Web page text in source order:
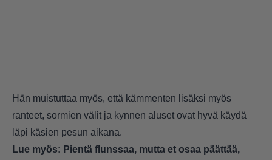
Hän muistuttaa myös, että kämmenten lisäksi myös
ranteet, sormien välit ja kynnen aluset ovat hyvä käydä
läpi käsien pesun aikana.
Lue myös: Pientä flunssaa, mutta et osaa päättää,